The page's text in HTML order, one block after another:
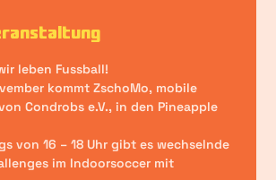
leben Fussball!
kommt ZschoMo, mobile
Condrobs e.V., in den Pineapple
von 16 – 18 Uhr gibt es wechselnde
im Indoorsoccer mit